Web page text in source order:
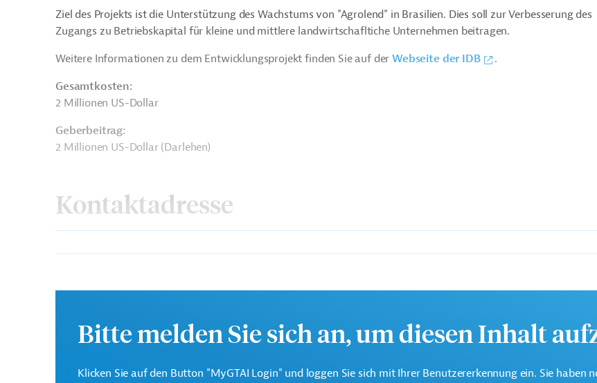
Ziel des Projekts ist die Unterstützung des Wachstums von "Agrolend" in Brasilien. Dies soll zur Verbesserung des
Zugangs zu Betriebskapital für kleine und mittlere landwirtschafltiche Unternehmen beitragen.
Weitere Informationen zu dem Entwicklungsprojekt finden Sie auf derWebseite der IDB
.
Gesamtkosten:
2 Millionen US-Dollar
Geberbeitrag:
2 Millionen US-Dollar (Darlehen)
Kontaktadresse
Entwicklungsbank (IDB)
Brasilien Finanzierung
Förderung benachteiligter Gruppen
Bitte melden Sie sich an, um diesen Inhalt
Klicken Sie auf den Button "MyGTAI Login" und loggen Sie sich mit Ihrer Benutzererkennung ein. Sie haben